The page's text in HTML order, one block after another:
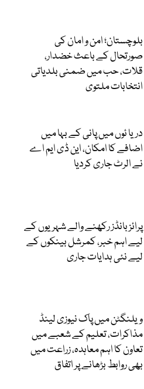
بلوچستان؛ امن و امان کی
صورتحال کے باعث خضدار،
قلات، حب میں ضمنی بلدیاتی
انتخابات ملتوی
دریا ئوں میں پانی کے بہا میں
اضافے کا امکان، این ڈی ایم اے
نے الرٹ جاری کردیا
پرائز بانڈز رکھنے والے شہریوں کے
لیے اہم خبر، کمرشل بینکوں کے
لیے نئی ہدایات جاری
ویلنگٹن میں پاک نیوزی لینڈ
مذاکرات، تعلیم کے شعبے میں
تعاون کا اہم معاہدہ، زراعت میں
بھی روابط بڑھانے پر اتفاق